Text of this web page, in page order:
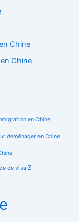
Chine
Chine
en Chine
déménager en Chine
de visa Z